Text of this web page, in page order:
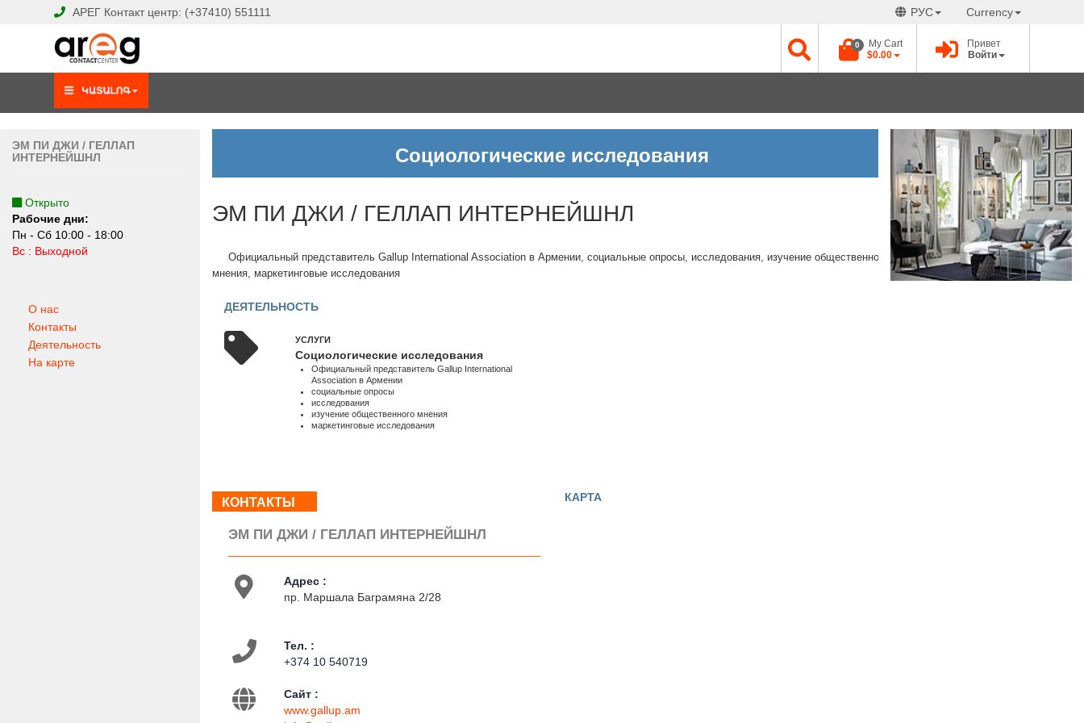
АРЕГ Контакт центр: (+37410) 551111 РУС Currency
My Cart
0
$0.00
Привет
Войти
ЭМ ПИ ДЖИ / ГЕЛЛАП
ИНТЕРНЕЙШНЛ
Открыто
Рабочие дни:
Пн - Сб 10:00 - 18:00
Вс : Выходной
О нас
Контакты
Деятельность
На карте
Социологические исследования
ЭМ ПИ ДЖИ / ГЕЛЛАП ИНТЕРНЕЙШНЛ
Официальный представитель Gallup International Association в Армении, социальные опросы, исследования, изучение общественного
мнения, маркетинговые исследования
ДЕЯТЕЛЬНОСТЬ
УСЛУГИ
Социологические исследования
Официальный представитель Gallup International
Association в Армении
социальные опросы
исследования
изучение общественного мнения
маркетинговые исследования
КОНТАКТЫ
ЭМ ПИ ДЖИ / ГЕЛЛАП ИНТЕРНЕЙШНЛ
Адрес :
пр. Маршала Баграмяна 2/28
Тел. :
+374 10 540719
Сайт :
www.gallup.am
КАРТА